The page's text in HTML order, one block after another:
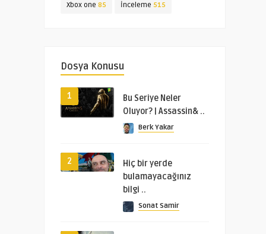
Xbox one 85 İnceleme 515
Dosya Konusu
1
Bu Seriye Neler
Oluyor? | Assassin& ..
Berk Yakar
2
Hiç bir yerde
bulamayacağınız
bilgi ..
Sonat Samir